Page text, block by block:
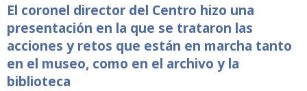
El coronel director del Centro hizo una
presentación en la que se trataron las
acciones y retos que están en marcha tanto
en el museo, como en el archivo y la
biblioteca